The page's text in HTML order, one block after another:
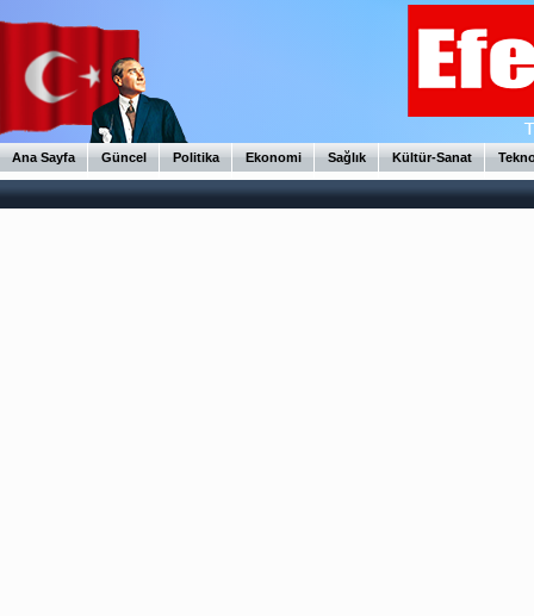
Ana Sayfa Güncel Politika Ekonomi Sağlık Kültür-Sanat